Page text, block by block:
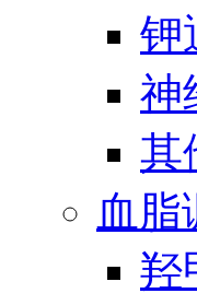
钾
神
其
血脂
羟